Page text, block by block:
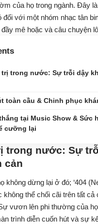
của họ trong ngành. Đây
với một nhóm nhạc tân
mê hoặc và câu chuyện
trị trong nước: Sự trỗi dậy
toàn cầu & Chinh phục
tại Music Show & Sức
cưỡng lại
trong nước: Sự
cản
không dừng lại ở đó; ‘404
không thể chối cãi trên tất cả
vươn lên phi thường của
trình diễn cuốn hút và sự